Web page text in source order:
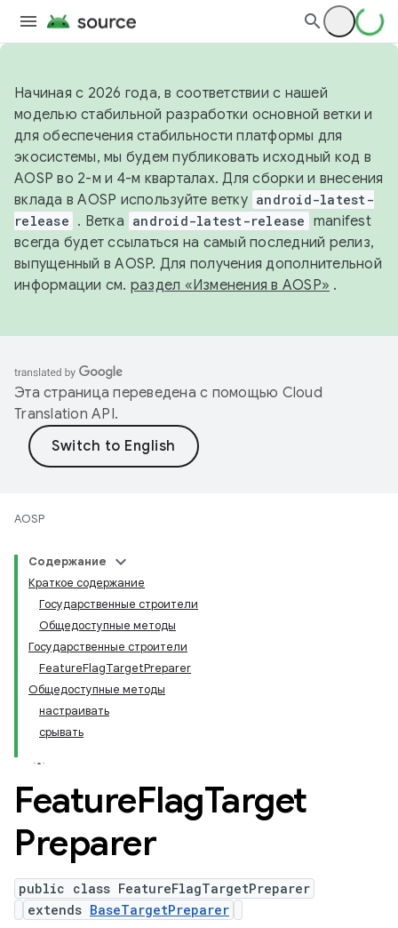
Начиная с 2026 года, в соответствии с нашей
моделью стабильной разработки основной ветки и
для обеспечения стабильности платформы для
экосистемы, мы будем публиковать исходный код в
AOSP во 2-м и 4-м кварталах. Для сборки и внесения
вклада в AOSP используйте ветку android-latest-
release . Ветка android-latest-release manifest
всегда будет ссылаться на самый последний релиз,
выпущенный в AOSP. Для получения дополнительной
информации см. раздел «Изменения в AOSP» .
Эта страница переведена с помощью Cloud
Translation API.
AOSP
Содержание
Краткое содержание
Государственные строители
Общедоступные методы
Государственные строители
FeatureFlagTargetPreparer
Общедоступные методы
настраивать
срывать
FeatureFlagTarget
Preparer
public class FeatureFlagTargetPreparer
extends BaseTargetPreparer